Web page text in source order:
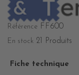
Référence FF600
En stock 21 Produits
Fiche technique